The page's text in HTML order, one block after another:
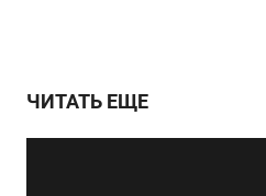
ЧИТАТЬ ЕЩЕ